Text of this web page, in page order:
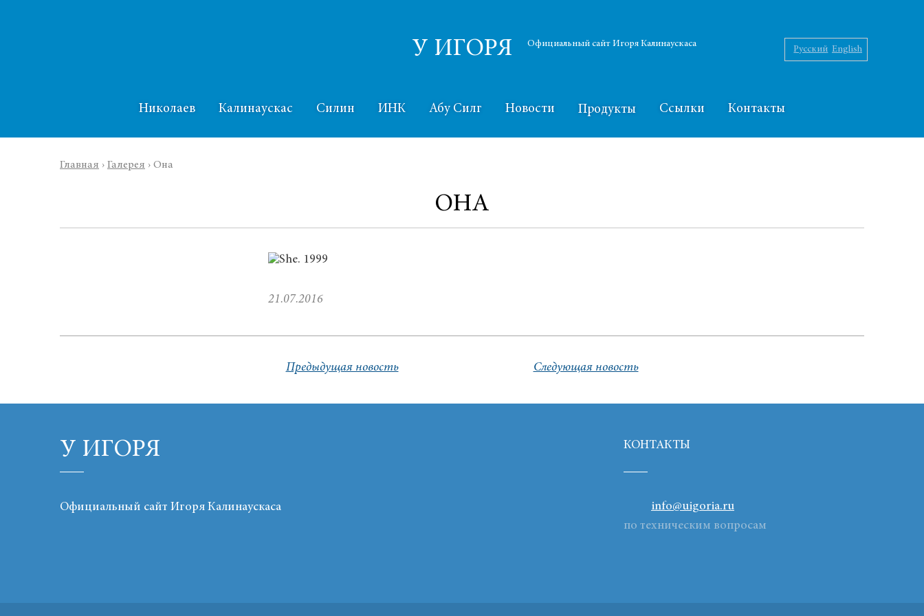
Официальный сайт Игоря Калинаускаса
У ИГОРЯ Русский English
Николаев Калинаускас Силин ИНК Абу Силг Новости Продукты Ссылки Контакты
Главная › Галерея › Она
ОНА
21.07.2016
Предыдущая новость Следующая новость
У ИГОРЯ
Официальный сайт Игоря Калинаускаса
КОНТАКТЫ
info@uigoria.ru
по техническим вопросам